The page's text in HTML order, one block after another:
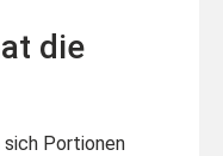
die
sich Portionen